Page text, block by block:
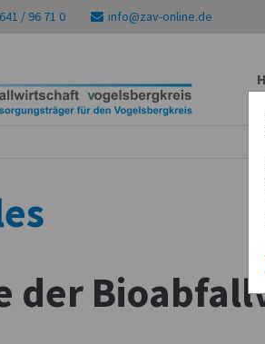
/ 96 71 0 info@zav-online.de
der